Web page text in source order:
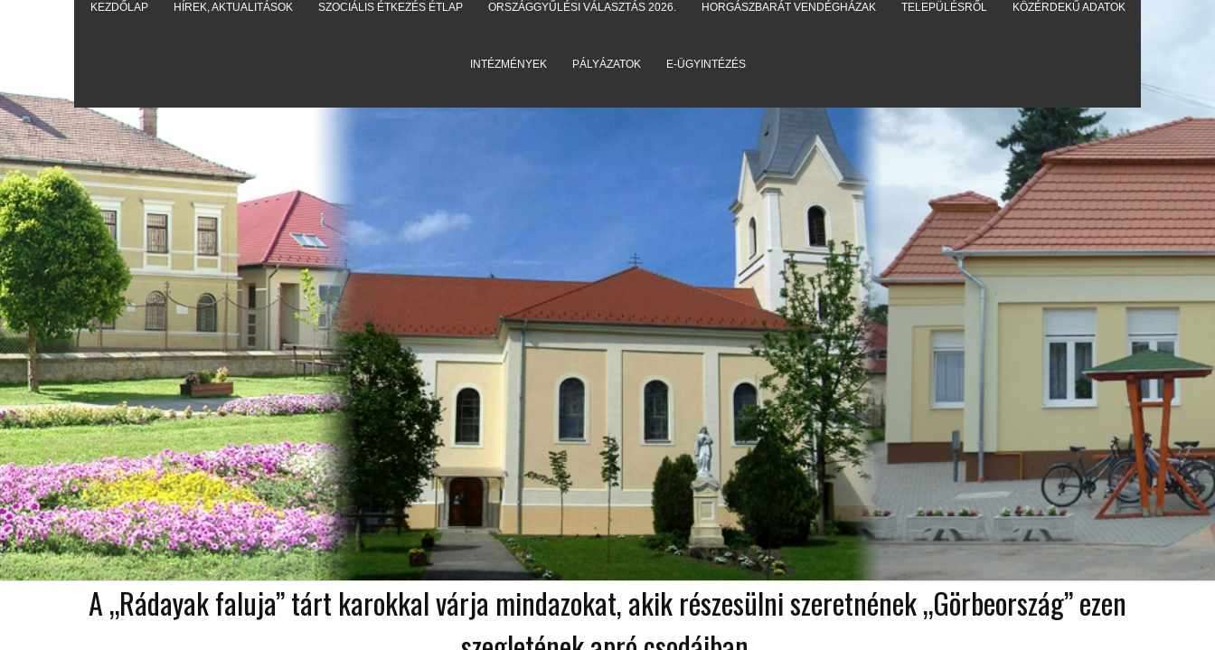
KEZDŐLAP HÍREK, AKTUALITÁSOK SZOCIÁLIS ÉTKEZÉS ÉTLAP ORSZÁGGYŰLÉSI VÁLASZTÁS 2026. HORGÁSZBARÁT VENDÉGHÁZAK TELEPÜLÉSRŐL KÖZÉRDEKŰ ADATOK
INTÉZMÉNYEK PÁLYÁZATOK E-ÜGYINTÉZÉS
A „Rádayak faluja” tárt karokkal várja mindazokat, akik részesülni szeretnének „Görbeország” ezen